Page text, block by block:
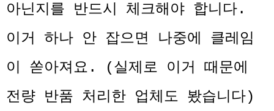
아닌지를 반드시 체크해야 합니다.
이거 하나 안 잡으면 나중에 클레임
이 쏟아져요. (실제로 이거 때문에
전량 반품 처리한 업체도 봤습니다)